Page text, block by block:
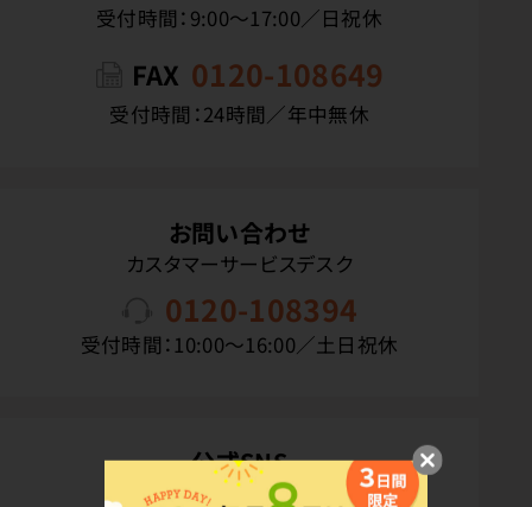
受付時間：9:00〜17:00／日祝休
FAX 0120-108649
受付時間：24時間／年中無休
お問い合わせ
カスタマーサービスデスク
0120-108394
受付時間：10:00〜16:00／土日祝休
公式SNS